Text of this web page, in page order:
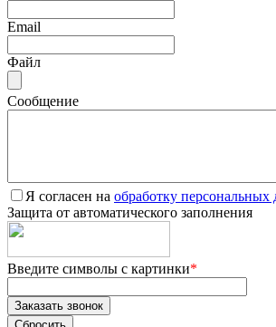
Email
Файл
Сообщение
Я согласен на обработку персональных
Защита от автоматического заполнения
Введите символы с картинки*